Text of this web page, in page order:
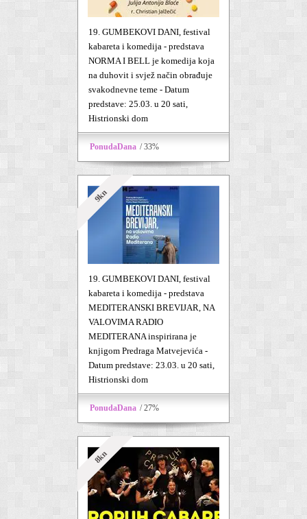
19. GUMBEKOVI DANI, festival
kabareta i komedija - predstava
NORMA I BELL je komedija koja
na duhovit i svjež način obrađuje
svakodnevne teme - Datum
predstave: 25.03. u 20 sati,
Histrionski dom
PonudaDana / 33%
9kn
19. GUMBEKOVI DANI, festival
kabareta i komedija - predstava
MEDITERANSKI BREVIJAR, NA
VALOVIMA RADIO
MEDITERANA inspirirana je
knjigom Predraga Matvejevića -
Datum predstave: 23.03. u 20 sati,
Histrionski dom
PonudaDana / 27%
8kn